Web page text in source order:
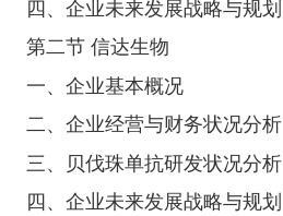
四、企业未来发展战略与规划
第二节 信达生物
一、企业基本概况
二、企业经营与财务状况分析
三、贝伐珠单抗研发状况分析
四、企业未来发展战略与规划